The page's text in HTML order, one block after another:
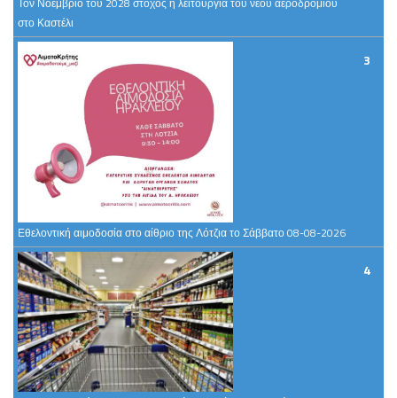
Εθελοντική αιμοδοσία στο αίθριο της Λότζια το Σάββατο 08-08-2026
Στο 3,4% υποχώρησε ο πληθωρισμός τον Ιούλιο – Συνεχίζονται οι
ανατιμήσεις σε καύσιμα και υπηρεσίες